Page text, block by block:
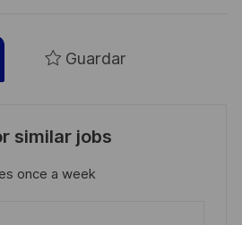
Guardar
similar jobs
once a week